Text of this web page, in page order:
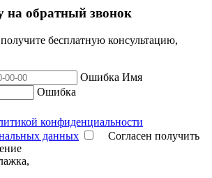
на обратный звонок
бесплатную консультацию,
Ошибка Имя
Ошибка
конфиденциальности
данных
Согласен получить